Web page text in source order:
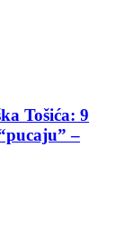
Tošića: 9
–